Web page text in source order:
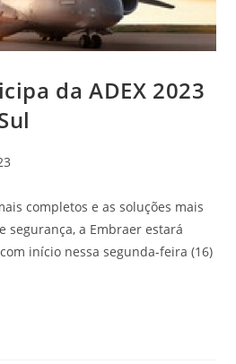
da ADEX 2023
completos e as soluções mais
segurança, a Embraer estará
início nessa segunda-feira (16)